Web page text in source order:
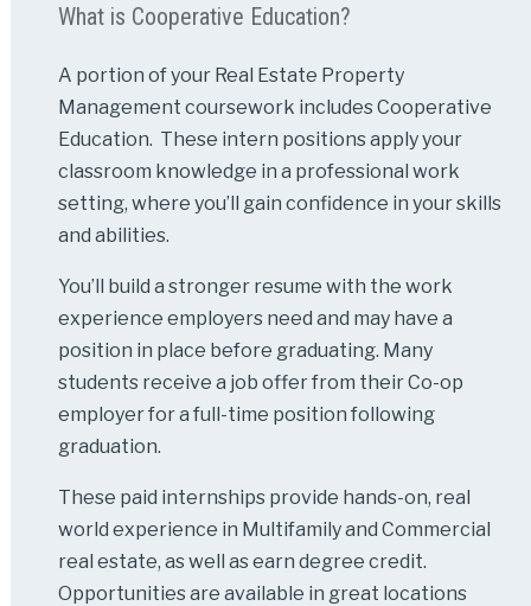
What is Cooperative Education?
A portion of your Real Estate Property
Management coursework includes Cooperative
Education. These intern positions apply your
classroom knowledge in a professional work
setting, where you’ll gain confidence in your skills
and abilities.
You’ll build a stronger resume with the work
experience employers need and may have a
position in place before graduating. Many
students receive a job offer from their Co-op
employer for a full-time position following
graduation.
These paid internships provide hands-on, real
world experience in Multifamily and Commercial
real estate, as well as earn degree credit.
Opportunities are available in great locations